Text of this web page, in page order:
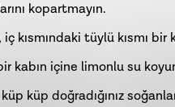
kopartmayın.
kısmındaki tüylü kısmı bir
kabın içine limonlu su
küp doğradığınız